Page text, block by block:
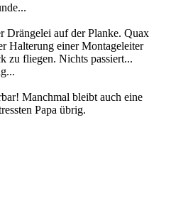
Drängelei auf der Planke. Quax
Halterung einer Montageleiter
zu fliegen. Nichts passiert...
Manchmal bleibt auch eine
Papa übrig.